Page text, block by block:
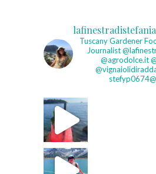
lafinestradistefania
Tuscany Gardener
Journalist
@agrodolce.it